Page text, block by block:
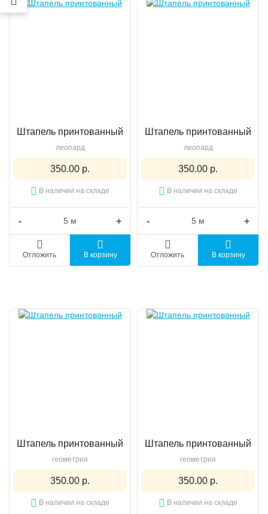
Штапель принтованный
леопард
350.00 р.
В наличии на складе
- +
Отложить В корзину
Штапель принтованный
леопард
350.00 р.
В наличии на складе
- +
Отложить В корзину
Штапель принтованный
геометрия
350.00 р.
В наличии на складе
Штапель принтованный
геометрия
350.00 р.
В наличии на складе